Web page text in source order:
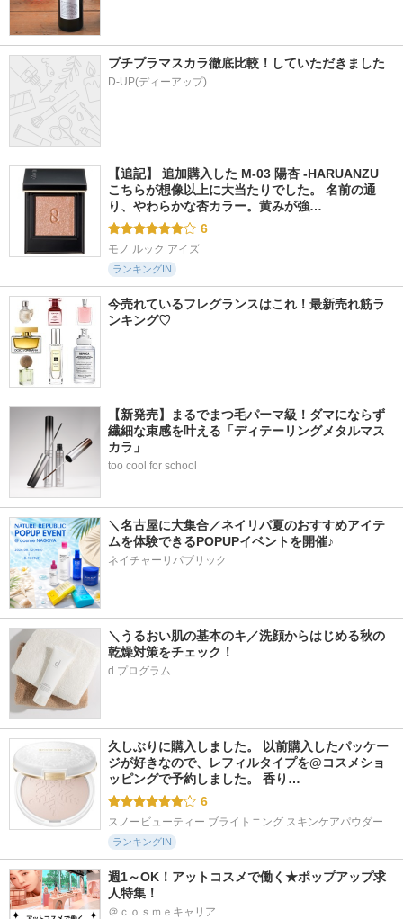
プチプラマスカラ徹底比較！していただきました
D-UP(ディーアップ)
【追記】 追加購入した M-03 陽杏 -HARUANZU
こちらが想像以上に大当たりでした。 名前の通
り、やわらかな杏カラー。黄みが強…
6
モノ ルック アイズ
ランキングIN
今売れているフレグランスはこれ！最新売れ筋ラ
ンキング♡
【新発売】まるでまつ毛パーマ級！ダマにならず
繊細な束感を叶える「ディテーリングメタルマス
カラ」
too cool for school
＼名古屋に大集合／ネイリパ夏のおすすめアイテ
ムを体験できるPOPUPイベントを開催♪
ネイチャーリパブリック
＼うるおい肌の基本のキ／洗顔からはじめる秋の
乾燥対策をチェック！
d プログラム
久しぶりに購入しました。 以前購入したパッケー
ジが好きなので、レフィルタイプを@コスメショ
ッピングで予約しました。 香り…
6
スノービューティー ブライトニング スキンケアパウダー
ランキングIN
週1～OK！アットコスメで働く★ポップアップ求
人特集！
＠ｃｏｓｍｅキャリア